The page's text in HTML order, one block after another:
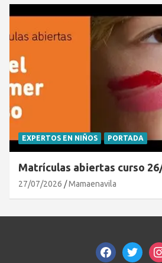
EXPERTOS EN NIÑOS PORTADA
Matrículas abiertas curso
27/07/2026 Mamaenavila
facebooktwitter